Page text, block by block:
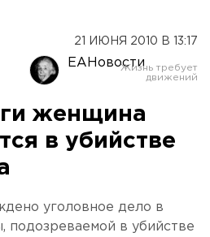
21 ИЮНЯ 2010 В 13:17
ЕАНовости
женщина
в убийстве
уголовное дело в
в убийстве